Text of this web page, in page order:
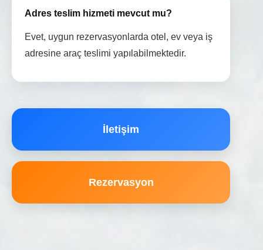
Adres teslim hizmeti mevcut mu?
Evet, uygun rezervasyonlarda otel, ev veya iş
adresine araç teslimi yapılabilmektedir.
İletişim
Rezervasyon